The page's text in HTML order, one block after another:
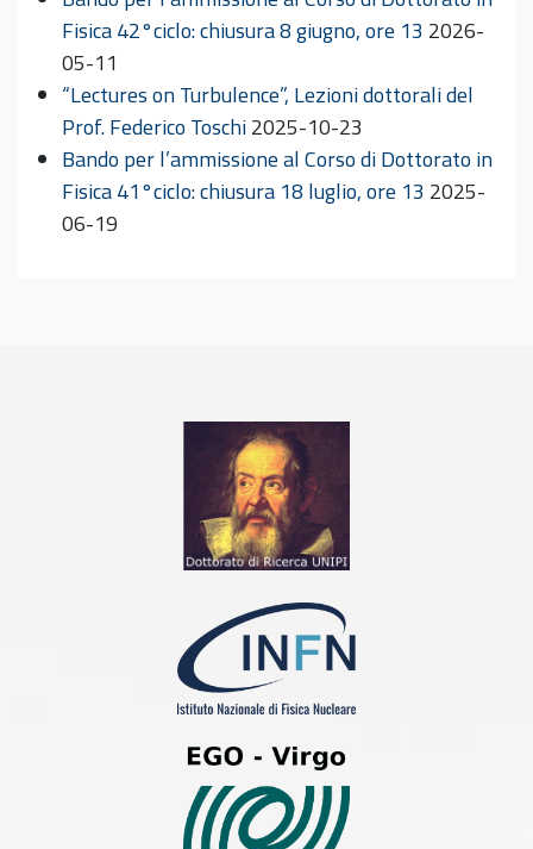
Fisica 42°ciclo: chiusura 8 giugno, ore 13 2026-
05-11
“Lectures on Turbulence”, Lezioni dottorali del
Prof. Federico Toschi2025-10-23
Bando per l’ammissione al Corso di Dottorato in
Fisica 41°ciclo: chiusura 18 luglio, ore 13 2025-
06-19